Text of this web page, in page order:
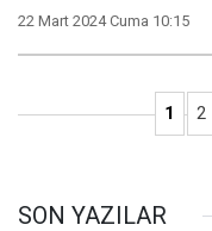
22 Mart 2024 Cuma 10:15
1 2
SON YAZILAR